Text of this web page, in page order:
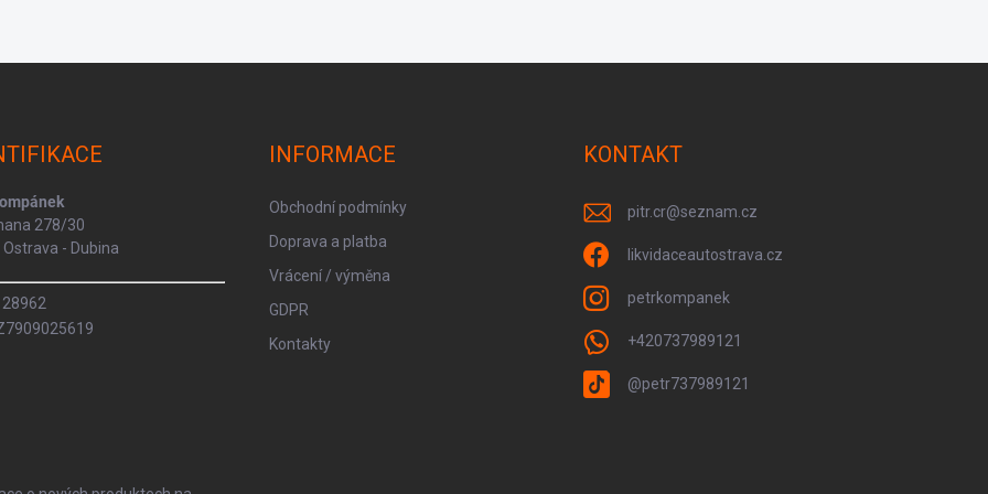
278/30
- Dubina
INFORMACE
Obchodní podmínky
Doprava a platba
Vrácení / výměna
GDPR
Kontakty
KONTAKT
pitr.cr@seznam.cz
likvidaceautostrava.cz
petrkompanek
+420737989121
@petr737989121